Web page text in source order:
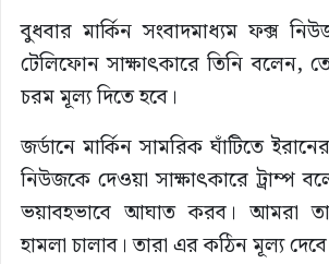
বুধবার মার্কিন সংবাদমাধ্যম ফক্স
টেলিফোন সাক্ষাৎকারে তিনি বলেন,
চরম মূল্য দিতে হবে।
জর্ডানে মার্কিন সামরিক ঘাঁটিতে
নিউজকে দেওয়া সাক্ষাৎকারে ট্রাম্প
ভয়াবহভাবে আঘাত করব। আমরা
হামলা চালাব। তারা এর কঠিন মূল্য